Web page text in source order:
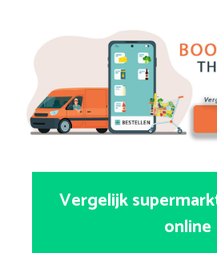
Vergelijk
online